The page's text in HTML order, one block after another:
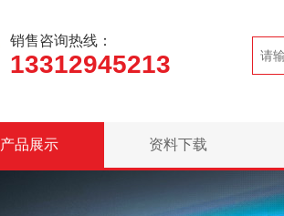
销售咨询热线：
13312945213
产品展示 资料下载